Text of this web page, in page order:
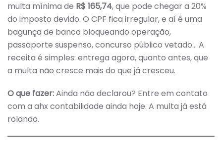
multa mínima de R$ 165,74, que pode chegar a 20%
do imposto devido. O CPF fica irregular, e aí é uma
bagunça de banco bloqueando operação,
passaporte suspenso, concurso público vetado… A
receita é simples: entrega agora, quanto antes, que
a multa não cresce mais do que já cresceu.
O que fazer:Ainda não declarou? Entre em contato
com a ahx contabilidade ainda hoje. A multa já está
rolando.